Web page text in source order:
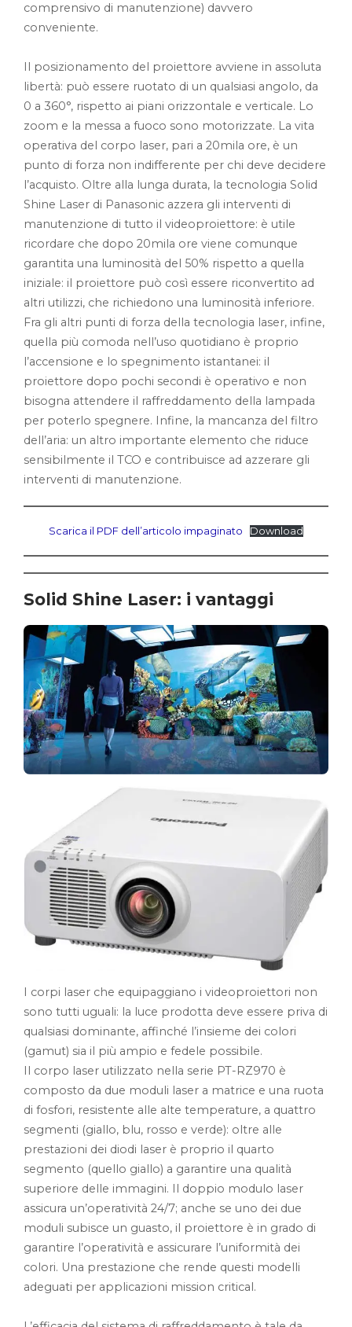
comprensivo di manutenzione) davvero
conveniente.
Il posizionamento del proiettore avviene in assoluta
libertà: può essere ruotato di un qualsiasi angolo, da
0 a 360°, rispetto ai piani orizzontale e verticale. Lo
zoom e la messa a fuoco sono motorizzate. La vita
operativa del corpo laser, pari a 20mila ore, è un
punto di forza non indifferente per chi deve decidere
l’acquisto. Oltre alla lunga durata, la tecnologia Solid
Shine Laser di Panasonic azzera gli interventi di
manutenzione di tutto il videoproiettore: è utile
ricordare che dopo 20mila ore viene comunque
garantita una luminosità del 50% rispetto a quella
iniziale: il proiettore può così essere riconvertito ad
altri utilizzi, che richiedono una luminosità inferiore.
Fra gli altri punti di forza della tecnologia laser, infine,
quella più comoda nell’uso quotidiano è proprio
l’accensione e lo spegnimento istantanei: il
proiettore dopo pochi secondi è operativo e non
bisogna attendere il raffreddamento della lampada
per poterlo spegnere. Infine, la mancanza del filtro
dell’aria: un altro importante elemento che riduce
sensibilmente il TCO e contribuisce ad azzerare gli
interventi di manutenzione.
Scarica il PDF dell’articolo impaginato Download
Solid Shine Laser: i vantaggi
I corpi laser che equipaggiano i videoproiettori non
sono tutti uguali: la luce prodotta deve essere priva di
qualsiasi dominante, affinché l’insieme dei colori
(gamut) sia il più ampio e fedele possibile.
Il corpo laser utilizzato nella serie PT-RZ970 è
composto da due moduli laser a matrice e una ruota
di fosfori, resistente alle alte temperature, a quattro
segmenti (giallo, blu, rosso e verde): oltre alle
prestazioni dei diodi laser è proprio il quarto
segmento (quello giallo) a garantire una qualità
superiore delle immagini. Il doppio modulo laser
assicura un’operatività 24/7; anche se uno dei due
moduli subisce un guasto, il proiettore è in grado di
garantire l’operatività e assicurare l’uniformità dei
colori. Una prestazione che rende questi modelli
adeguati per applicazioni mission critical.